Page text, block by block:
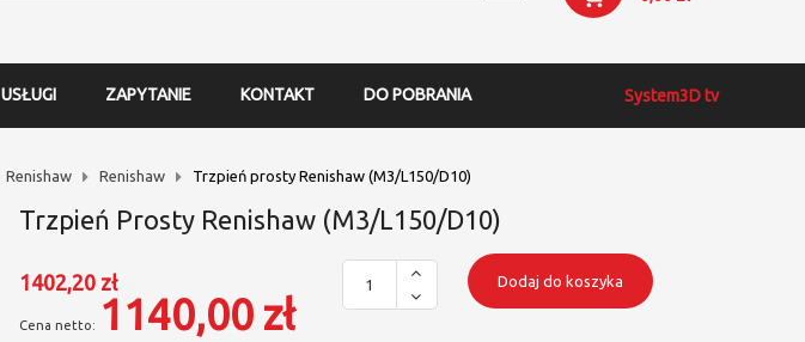
USŁUGI ZAPYTANIE KONTAKT DO POBRANIA System3D tv
Renishaw Renishaw Trzpień prosty Renishaw (M3/L150/D10)
Trzpień Prosty Renishaw (M3/L150/D10)
1402,20 zł
1140,00 zł
Dodaj do koszyka